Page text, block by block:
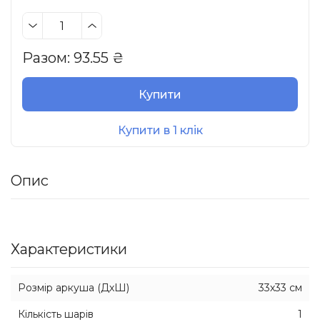
Разом: 93.55 ₴
Купити
Купити в 1 клік
Опис
Характеристики
Розмір аркуша (ДхШ) 33х33 см
Кількість шарів 1